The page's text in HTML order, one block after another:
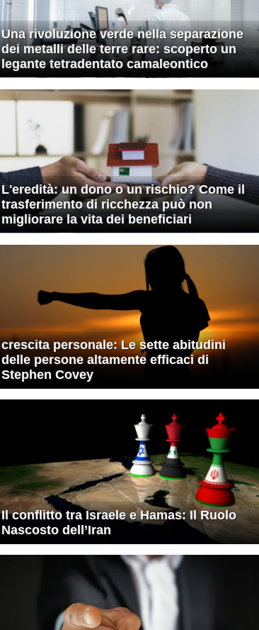
Una rivoluzione verde nella separazione
dei metalli delle terre rare: scoperto un
legante tetradentato camaleontico
L'eredità: un dono o un rischio? Come il
trasferimento di ricchezza può non
migliorare la vita dei beneficiari
crescita personale: Le sette abitudini
delle persone altamente efficaci di
Stephen Covey
Il conflitto tra Israele e Hamas: Il Ruolo
Nascosto dell’Iran